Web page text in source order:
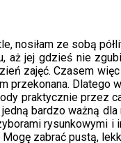
nosiłam ze sobą
jej gdzieś nie
zajęć. Czasem
Dlatego
praktycznie przez
bardzo ważną
zabrać pustą,